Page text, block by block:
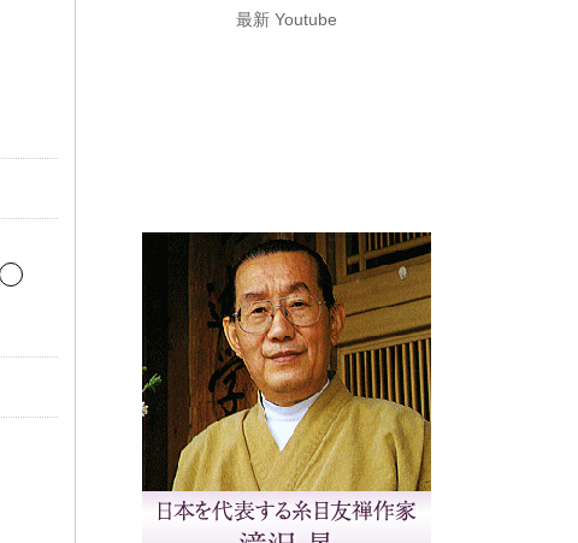
最新 Youtube